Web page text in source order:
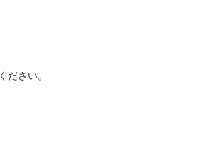
ださい。